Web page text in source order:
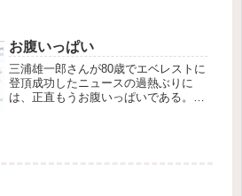
ゃう...
お腹いっぱい
三浦雄一郎さんが80歳でエベレストに
登頂成功したニュースの過熱ぶりに
は、正直もうお腹いっぱいである。お